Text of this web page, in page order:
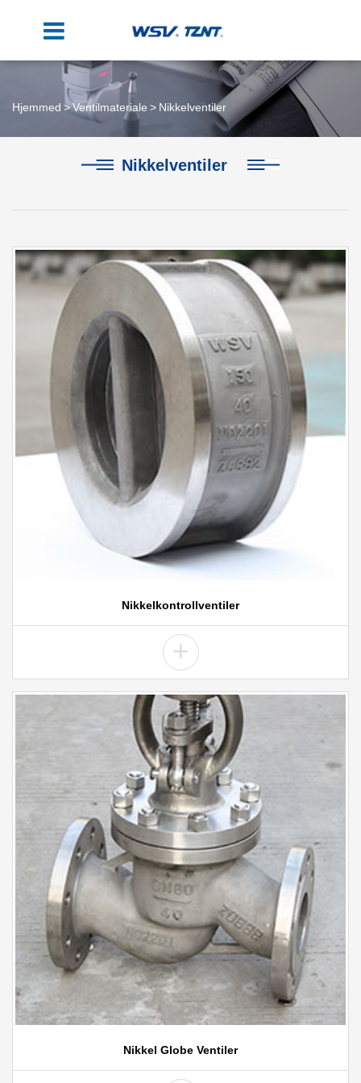
Hjemmed Ventilmateriale Nikkelventiler
Nikkelventiler
Nikkelkontrollventiler
+
Nikkel Globe Ventiler